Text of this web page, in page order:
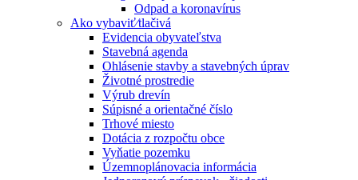
Odpad a koronavírus
Ako vybaviť⁄tlačivá
Evidencia obyvateľstva
Stavebná agenda
Ohlásenie stavby a stavebných úprav
Životné prostredie
Výrub drevín
Súpisné a orientačné číslo
Trhové miesto
Dotácia z rozpočtu obce
Vyňatie pozemku
Územnoplánovacia informácia